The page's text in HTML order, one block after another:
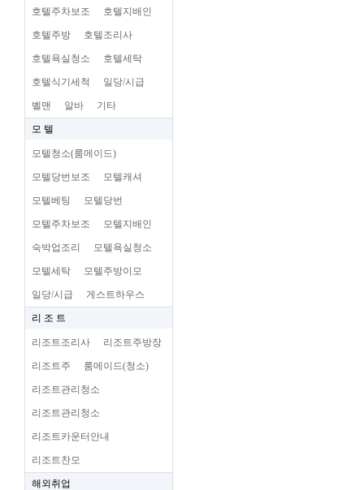
호텔주차보조 호텔지배인
호텔주방 호텔조리사
호텔욕실청소 호텔세탁
호텔식기세척 일당/시급
벨맨 알바 기타
모 텔
모텔청소(룸메이드)
모텔당번보조 모텔캐셔
모텔베팅 모텔당번
모텔주차보조 모텔지배인
숙박업조리 모텔욕실청소
모텔세탁 모텔주방이모
일당/시급 게스트하우스
리 조 트
리조트조리사 리조트주방장
리조트주 룸메이드(청소)
리조트관리청소
리조트관리청소
리조트카운터안내
리조트찬모
해외취업